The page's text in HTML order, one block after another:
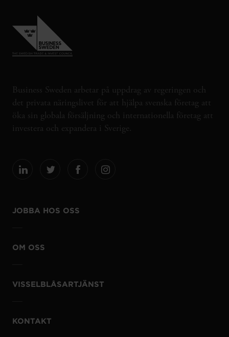
Business Sweden arbetar på uppdrag av regeringen och
det privata näringslivet för att hjälpa svenska företag att
öka sin globala försäljning och internationella företag att
investera och expandera i Sverige.
JOBBA HOS OSS
OM OSS
VISSELBLÅSARTJÄNST
KONTAKT